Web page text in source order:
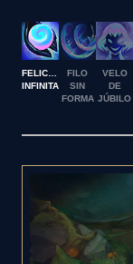
FELICIDAD
INFINITA
FILO
SIN
FORMA
VELO
DE
JÚBILO